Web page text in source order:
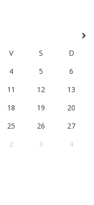
V S
D
4 5
6
11 12
13
18 19
20
25 26
27
2 3 4